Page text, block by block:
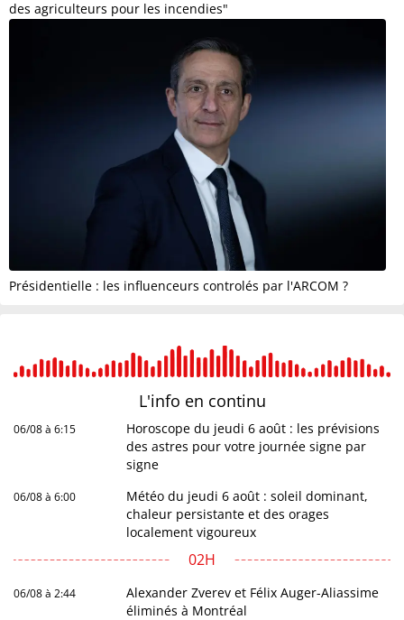
des agriculteurs pour les incendies"
Présidentielle : les influenceurs controlés par l'ARCOM ?
L'info en continu
06/08 à 6:15
Horoscope du jeudi 6 août : les prévisions
des astres pour votre journée signe par
signe
06/08 à 6:00
Météo du jeudi 6 août : soleil dominant,
chaleur persistante et des orages
localement vigoureux
02H
06/08 à 2:44
Alexander Zverev et Félix Auger-Aliassime
éliminés à Montréal